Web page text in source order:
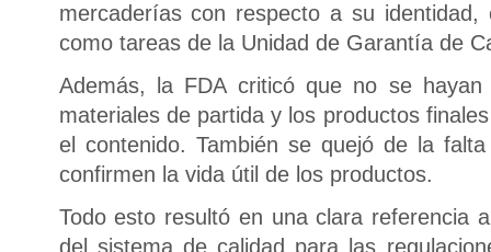
mercaderías con respecto a su
como tareas de la Unidad de Garantía de
Además, la FDA criticó que no se
materiales de partida y los productos
el contenido. También se quejó de la
confirmen la vida útil de los productos.
Todo esto resultó en una clara referencia
del sistema de calidad para las